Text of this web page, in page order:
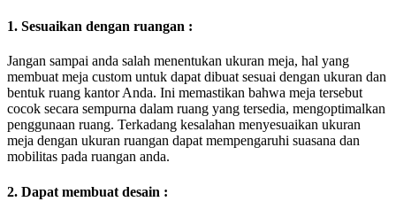
1. Sesuaikan dengan ruangan :
Jangan sampai anda salah menentukan ukuran meja, hal yang
membuat meja custom untuk dapat dibuat sesuai dengan ukuran dan
bentuk ruang kantor Anda. Ini memastikan bahwa meja tersebut
cocok secara sempurna dalam ruang yang tersedia, mengoptimalkan
penggunaan ruang. Terkadang kesalahan menyesuaikan ukuran
meja dengan ukuran ruangan dapat mempengaruhi suasana dan
mobilitas pada ruangan anda.
2. Dapat membuat desain :